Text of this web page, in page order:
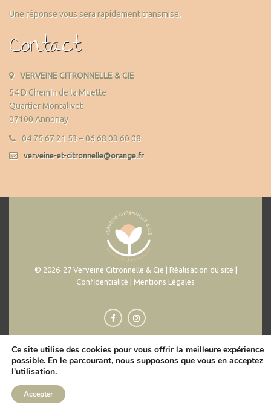
Une réponse vous sera rapidement transmise.
Contact
VERVEINE CITRONNELLE & CIE
54 D Chemin de la Muette
Quartier Montalivet
07100 Annonay
04 75 67 21 53 – 06 68 03 60 08
verveine-et-citronnelle@orange.fr
© 2026-27 Verveine Citronnelle & Cie | Réalisation du site |
Confidentialité | Mentions Légales
Ce site utilise des cookies pour vous offrir la meilleure expérience
possible. En le parcourant, nous supposons que vous en acceptez
l'utilisation.
Accepter